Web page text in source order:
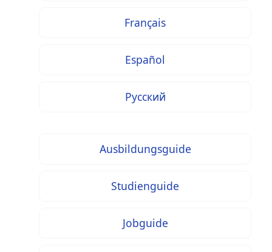
Français
Español
Русский
Ausbildungsguide
Studienguide
Jobguide